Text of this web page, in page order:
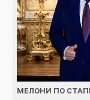
МЕЛОНИ ПО